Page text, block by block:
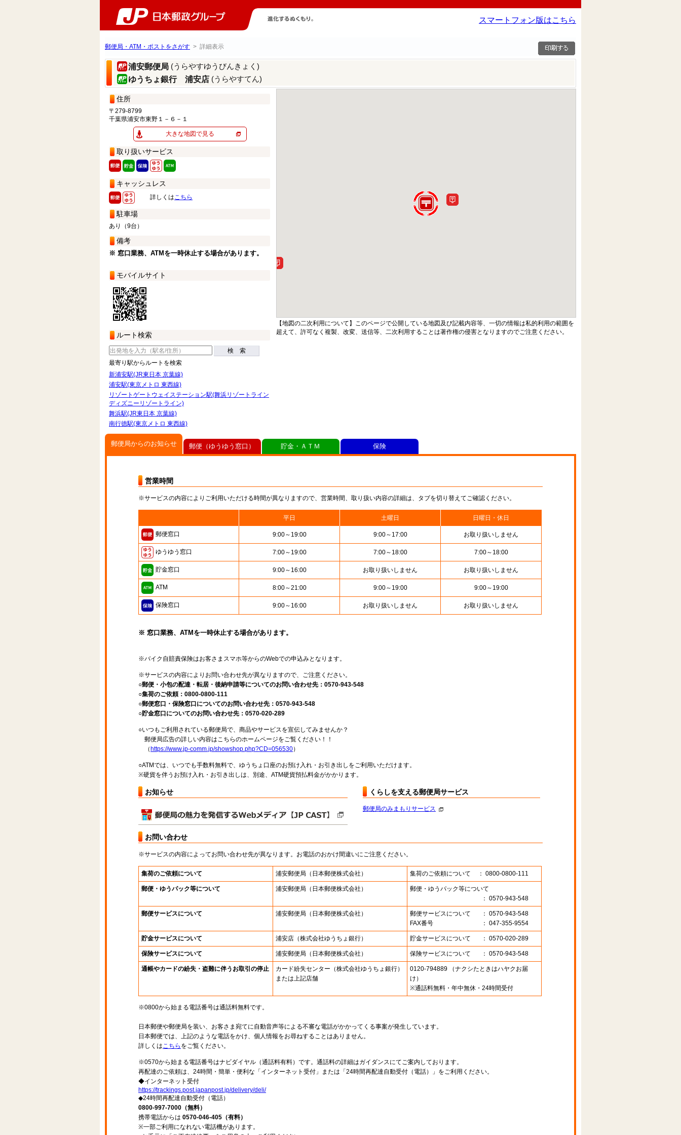
スマートフォン版はこちら
郵便局・ATM・ポストをさがす > 詳細表示
浦安郵便局 (うらやすゆうびんきょく)
ゆうちょ銀行 浦安店 (うらやすてん)
住所
〒279-8799
千葉県浦安市東野１－６－１
大きな地図で見る
取り扱いサービス
キャッシュレス
詳しくはこちら
駐車場
あり（9台）
備考
※ 窓口業務、ATMを一時休止する場合があります。
モバイルサイト
ルート検索
検 索
最寄り駅からルートを検索
新浦安駅(JR東日本 京葉線)
浦安駅(東京メトロ 東西線)
リゾートゲートウェイステーション駅(舞浜リゾートライン
ディズニーリゾートライン)
舞浜駅(JR東日本 京葉線)
南行徳駅(東京メトロ 東西線)
【地図の二次利用について】このページで公開している地図及び記載内容等、一切の情報は私的利用の範囲を
超えて、許可なく複製、改変、送信等、二次利用することは著作権の侵害となりますのでご注意ください。
郵便局からのお知らせ
営業時間
※サービスの内容によりご利用いただける時間が異なりますので、営業時間、取り扱い内容の詳細は、タブを切り替えてご確認ください。
平日 土曜日 日曜日・休日
郵便窓口 9:00～19:00 9:00～17:00 お取り扱いしません
ゆうゆう窓口 7:00～19:00 7:00～18:00 7:00～18:00
貯金窓口 9:00～16:00 お取り扱いしません お取り扱いしません
ATM 8:00～21:00 9:00～19:00 9:00～19:00
保険窓口 9:00～16:00 お取り扱いしません お取り扱いしません
※ 窓口業務、ATMを一時休止する場合があります。
※バイク自賠責保険はお客さまスマホ等からのWebでの申込みとなります。
※サービスの内容によりお問い合わせ先が異なりますので、ご注意ください。
○郵便・小包の配達・転居・後納申請等についてのお問い合わせ先：0570-943-548
○集荷のご依頼：0800-0800-111
○郵便窓口・保険窓口についてのお問い合わせ先：0570-943-548
○貯金窓口についてのお問い合わせ先：0570-020-289
○いつもご利用されている郵便局で、商品やサービスを宣伝してみませんか？
郵便局広告の詳しい内容はこちらのホームページをご覧ください！！
（ https://www.jp-comm.jp/showshop.php?CD=056530）
○ATMでは、いつでも手数料無料で、ゆうちょ口座のお預け入れ・お引き出しをご利用いただけます。
※硬貨を伴うお預け入れ・お引き出しは、別途、ATM硬貨預払料金がかかります。
お知らせ くらしを支える郵便局サービス
郵便局のみまもりサービス
お問い合わせ
※サービスの内容によってお問い合わせ先が異なります。お電話のおかけ間違いにご注意ください。
集荷のご依頼について 浦安郵便局 （日本郵便株式会社） 集荷のご依頼について ： 0800-0800-111
郵便・ゆうパック等について 浦安郵便局 （日本郵便株式会社）
郵便・ゆうパック等について
： 0570-943-548
郵便サービスについて 浦安郵便局 （日本郵便株式会社） 郵便サービスについて
： 0570-943-548
FAX番号
： 047-355-9554
貯金サービスについて 浦安店 （株式会社ゆうちょ銀行） 貯金サービスについて ： 0570-020-289
保険サービスについて 浦安郵便局 （日本郵便株式会社） 保険サービスについて ： 0570-943-548
通帳やカードの紛失・盗難に伴うお取引の停止 カード紛失センター （株式会社ゆうちょ銀行）
または上記店舗
0120-794889 （ナクシたときはハヤクお届
け）
※通話料無料・年中無休・24時間受付
※0800から始まる電話番号は通話料無料です。
日本郵便や郵便局を装い、お客さま宛てに自動音声等による不審な電話がかかってくる事案が発生しています。
日本郵便では、上記のような電話をかけ、個人情報をお尋ねすることはありません。
詳しくはこちら をご覧ください。
※0570から始まる電話番号はナビダイヤル（通話料有料）です。通話料の詳細はガイダンスにてご案内しております。
再配達のご依頼は、24時間・簡単・便利な「インターネット受付」または「24時間再配達自動受付（電話）」をご利用ください。
◆インターネット受付
https://trackings.post.japanpost.jp/delivery/deli/
◆24時間再配達自動受付（電話）
0800-997-7000（無料）
携帯電話からは 0570-046-405（有料）
※一部ご利用になれない電話機があります。
郵便（ゆうゆう窓口） 貯金・ＡＴＭ 保険